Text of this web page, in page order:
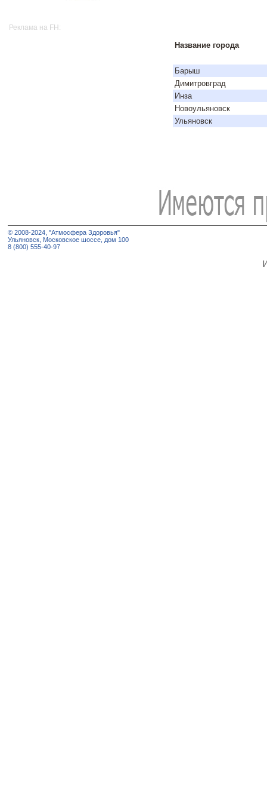
Реклама на FH:
Название города
Барыш
Димитровград
Инза
Новоульяновск
Ульяновск
© 2008-2024, "Атмосфера Здоровья"
Ульяновск, Московское шоссе, дом 100
8 (800) 555-40-97